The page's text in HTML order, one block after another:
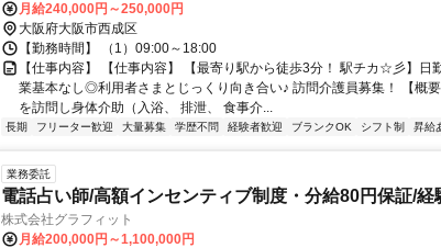
月給240,000円～250,000円
大阪府大阪市西成区
【勤務時間】 （1）09:00～18:00
【仕事内容】 【仕事内容】 【最寄り駅から徒歩3分！ 駅チカ☆彡】
業基本なし◎利用者さまとじっくり向き合い♪ 訪問介護員募集！ 【概
を訪問し身体介助（入浴、 排泄、 食事介...
長期 フリーター歓迎 大量募集 学歴不問 経験者歓迎 ブランクOK シフト制 昇給
業務委託
電話占い師/高額インセンティブ制度・分給80円保証/経
株式会社グラフィット
月給200,000円～1,100,000円